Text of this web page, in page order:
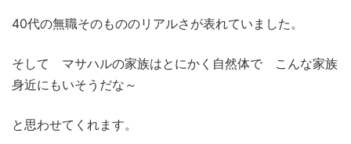
40代の無職そのもののリアルさが表れていました。
そして マサハルの家族はとにかく自然体で こんな家族
身近にもいそうだな～
と思わせてくれます。